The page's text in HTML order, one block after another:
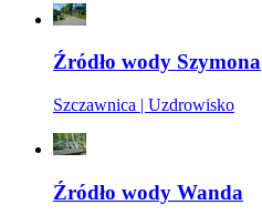
Źródło wody Szymona
Szczawnica | Uzdrowisko
Źródło wody Wanda